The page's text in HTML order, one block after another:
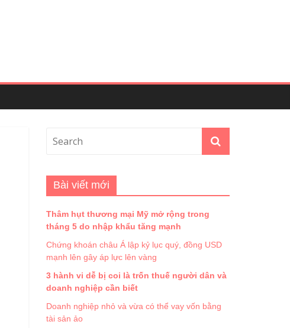
Bài viết mới
Thâm hụt thương mại Mỹ mở rộng trong
tháng 5 do nhập khẩu tăng mạnh
Chứng khoán châu Á lập kỷ lục quý, đồng USD
mạnh lên gây áp lực lên vàng
3 hành vi dễ bị coi là trốn thuế người dân và
doanh nghiệp cần biết
Doanh nghiệp nhỏ và vừa có thể vay vốn bằng
tài sản ảo